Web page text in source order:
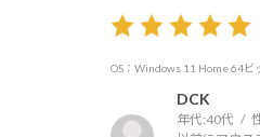
OS：Windows 11 Home 64ビ
DCK
年代:40代